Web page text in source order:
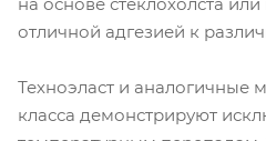
отличной адгезией к
Техноэласт и аналогичные
класса демонстрируют